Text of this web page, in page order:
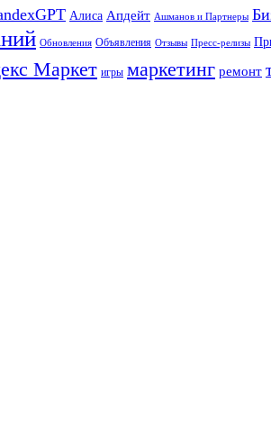
Алиса Апдейт Ашманов и Партнеры
Обновления Объявления Отзывы Пресс-релизы
Маркет игры маркетинг ремонт